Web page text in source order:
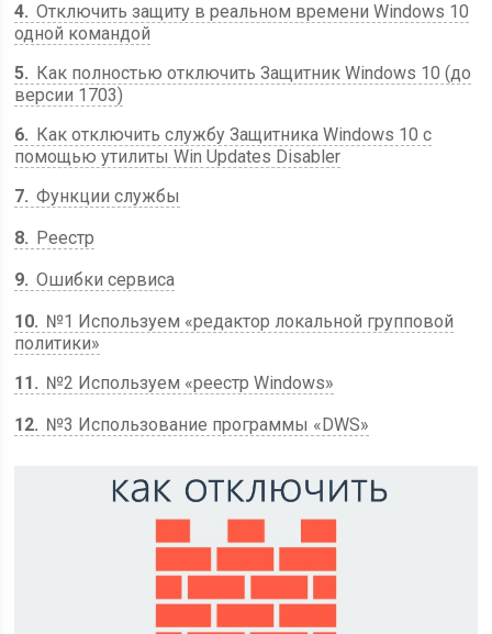
4 Отключить защиту в реальном времени Windows 10
одной командой
5
Как полностью отключить Защитник Windows 10 (до
версии 1703)
6
Как отключить службу Защитника Windows 10 с
помощью утилиты Win Updates Disabler
7 Функции службы
8
Реестр
9 Ошибки сервиса
10
№1 Используем «редактор локальной групповой
политики»
11
№2 Используем «реестр Windows»
12
№3 Использование программы «DWS»